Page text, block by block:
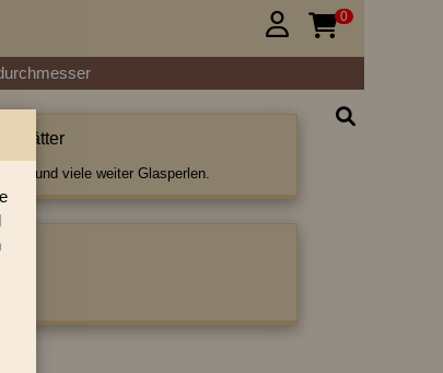
 0
Blätter
und viele weiter Glasperlen.